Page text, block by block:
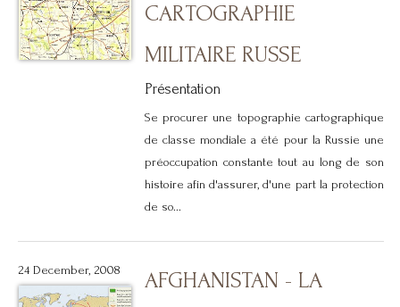
CARTOGRAPHIE
MILITAIRE RUSSE
Présentation
Se procurer une topographie cartographique
de classe mondiale a été pour la Russie une
préoccupation constante tout au long de son
histoire afin d'assurer, d'une part la protection
de so...
24 December, 2008
AFGHANISTAN - LA